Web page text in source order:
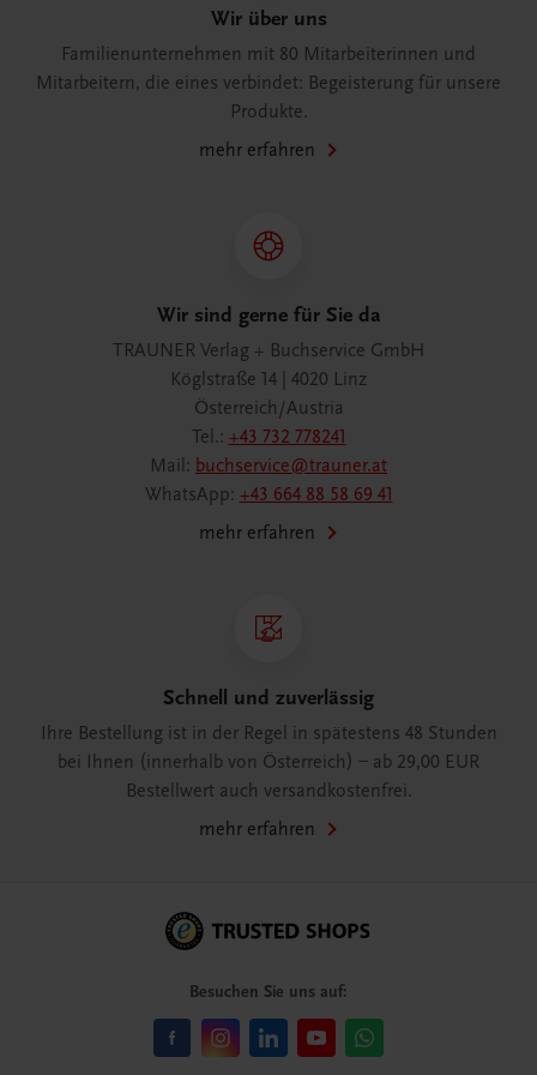
Wir über uns
Familienunternehmen mit 80 Mitarbeiterinnen und
Mitarbeitern, die eines verbindet: Begeisterung für unsere
Produkte.
mehr erfahren
Wir sind gerne für Sie da
TRAUNER Verlag + Buchservice GmbH
Köglstraße 14 | 4020 Linz
Österreich/Austria
Tel.: +43 732 778241
Mail: buchservice@trauner.at
WhatsApp: +43 664 88 58 69 41
mehr erfahren
Schnell und zuverlässig
Ihre Bestellung ist in der Regel in spätestens 48 Stunden
bei Ihnen (innerhalb von Österreich) – ab 29,00 EUR
Bestellwert auch versandkostenfrei.
mehr erfahren
Besuchen Sie uns auf: